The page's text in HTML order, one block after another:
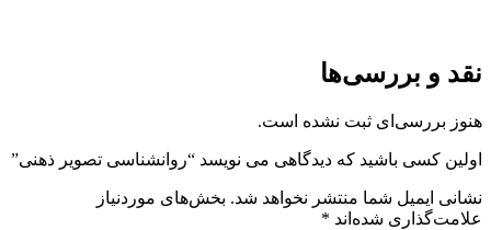
نقد و بررسی‌ها
هنوز بررسی‌ای ثبت نشده است.
اولین کسی باشید که دیدگاهی می نویسد “روانشناسی تصویر ذهنی”
نشانی ایمیل شما منتشر نخواهد شد. بخش‌های موردنیاز
علامت‌گذاری شده‌اند *